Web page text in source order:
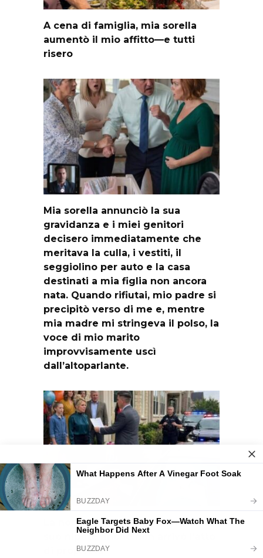
A cena di famiglia, mia sorella
aumentò il mio affitto—e tutti
risero
Mia sorella annunciò la sua
gravidanza e i miei genitori
decisero immediatamente che
meritava la culla, i vestiti, il
seggiolino per auto e la casa
destinati a mia figlia non ancora
nata. Quando rifiutai, mio padre si
precipitò verso di me e, mentre
mia madre mi stringeva il polso, la
voce di mio marito
improvvisamente uscì
dall’altoparlante.
La nonna fu esclusa dalla festa di
suo nipote finché non arrivò l’atto
di proprietà